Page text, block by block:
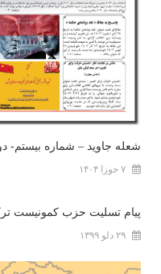
شعله جاوید – شماره بیستم-
۷ جوزا ۱۴۰۴
پیام تسلیت حزب کمونیست
۲۹ دلو ۱۳۹۹